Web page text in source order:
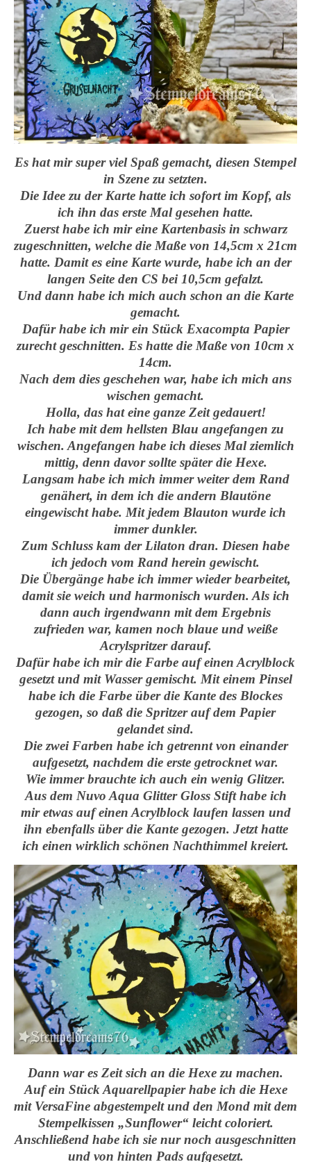
Es hat mir super viel Spaß gemacht, diesen Stempel
in Szene zu setzten.
Die Idee zu der Karte hatte ich sofort im Kopf, als
ich ihn das erste Mal gesehen hatte.
Zuerst habe ich mir eine Kartenbasis in schwarz
zugeschnitten, welche die Maße von 14,5cm x 21cm
hatte. Damit es eine Karte wurde, habe ich an der
langen Seite den CS bei 10,5cm gefalzt.
Und dann habe ich mich auch schon an die Karte
gemacht.
Dafür habe ich mir ein Stück Exacompta Papier
zurecht geschnitten. Es hatte die Maße von 10cm x
14cm.
Nach dem dies geschehen war, habe ich mich ans
wischen gemacht.
Holla, das hat eine ganze Zeit gedauert!
Ich habe mit dem hellsten Blau angefangen zu
wischen. Angefangen habe ich dieses Mal ziemlich
mittig, denn davor sollte später die Hexe.
Langsam habe ich mich immer weiter dem Rand
genähert, in dem ich die andern Blautöne
eingewischt habe. Mit jedem Blauton wurde ich
immer dunkler.
Zum Schluss kam der Lilaton dran. Diesen habe
ich jedoch vom Rand herein gewischt.
Die Übergänge habe ich immer wieder bearbeitet,
damit sie weich und harmonisch wurden. Als ich
dann auch irgendwann mit dem Ergebnis
zufrieden war, kamen noch blaue und weiße
Acrylspritzer darauf.
Dafür habe ich mir die Farbe auf einen Acrylblock
gesetzt und mit Wasser gemischt. Mit einem Pinsel
habe ich die Farbe über die Kante des Blockes
gezogen, so daß die Spritzer auf dem Papier
gelandet sind.
Die zwei Farben habe ich getrennt von einander
aufgesetzt, nachdem die erste getrocknet war.
Wie immer brauchte ich auch ein wenig Glitzer.
Aus dem Nuvo Aqua Glitter Gloss Stift habe ich
mir etwas auf einen Acrylblock laufen lassen und
ihn ebenfalls über die Kante gezogen. Jetzt hatte
ich einen wirklich schönen Nachthimmel kreiert.
Dann war es Zeit sich an die Hexe zu machen.
Auf ein Stück Aquarellpapier habe ich die Hexe
mit VersaFine abgestempelt und den Mond mit dem
Stempelkissen „Sunflower“ leicht coloriert.
Anschließend habe ich sie nur noch ausgeschnitten
und von hinten Pads aufgesetzt.